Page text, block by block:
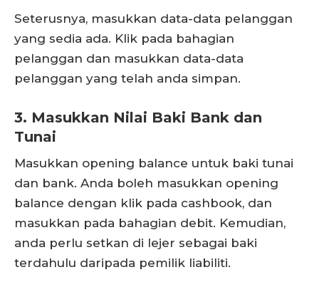
Seterusnya, masukkan data-data pelanggan
yang sedia ada. Klik pada bahagian
pelanggan dan masukkan data-data
pelanggan yang telah anda simpan.
3. Masukkan Nilai Baki Bank dan
Tunai
Masukkan opening balance untuk baki tunai
dan bank. Anda boleh masukkan opening
balance dengan klik pada cashbook, dan
masukkan pada bahagian debit. Kemudian,
anda perlu setkan di lejer sebagai baki
terdahulu daripada pemilik liabiliti.